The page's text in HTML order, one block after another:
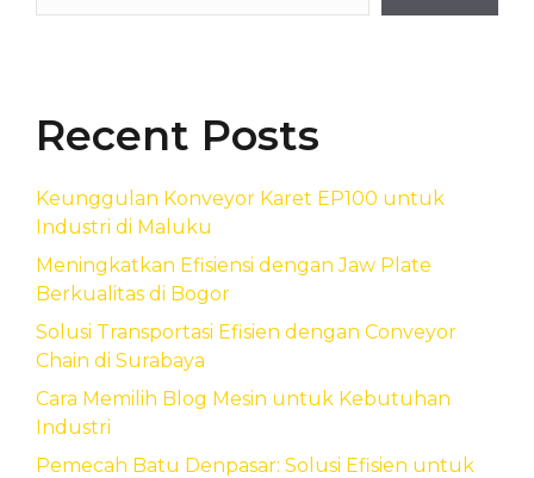
Recent Posts
Keunggulan Konveyor Karet EP100 untuk
Industri di Maluku
Meningkatkan Efisiensi dengan Jaw Plate
Berkualitas di Bogor
Solusi Transportasi Efisien dengan Conveyor
Chain di Surabaya
Cara Memilih Blog Mesin untuk Kebutuhan
Industri
Pemecah Batu Denpasar: Solusi Efisien untuk